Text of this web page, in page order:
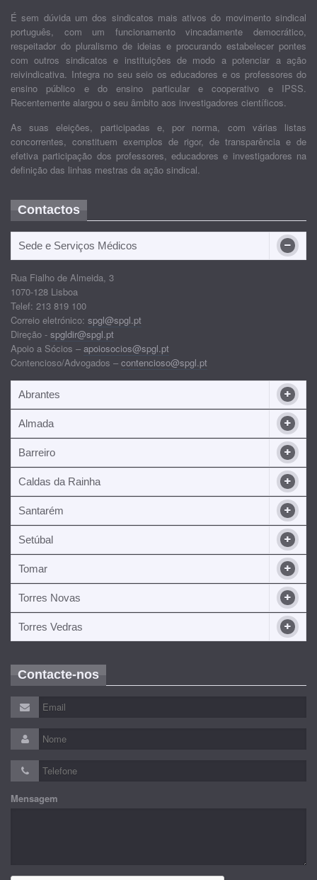
É sem dúvida um dos sindicatos mais ativos do movimento sindical
português, com um funcionamento vincadamente democrático,
respeitador do pluralismo de ideias e procurando estabelecer pontes
com outros sindicatos e instituições de modo a potenciar a ação
reivindicativa. Integra no seu seio os educadores e os professores do
ensino público e do ensino particular e cooperativo e IPSS.
Recentemente alargou o seu âmbito aos investigadores científicos.
As suas eleições, participadas e, por norma, com várias listas
concorrentes, constituem exemplos de rigor, de transparência e de
efetiva participação dos professores, educadores e investigadores na
definição das linhas mestras da ação sindical.
Contactos
Sede e Serviços Médicos
Rua Fialho de Almeida, 3
1070-128 Lisboa
Telef: 213 819 100
Correio eletrónico: spgl@spgl.pt
Direção - spgldir@spgl.pt
Apoio a Sócios – apoiosocios@spgl.pt
Contencioso/Advogados – contencioso@spgl.pt
Abrantes
Almada
Barreiro
Caldas da Rainha
Santarém
Setúbal
Tomar
Torres Novas
Torres Vedras
Contacte-nos
Mensagem